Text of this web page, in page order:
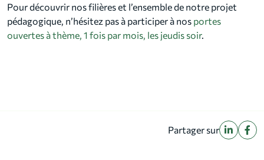
Pour découvrir nos filières et l’ensemble de notre projet
pédagogique, n’hésitez pas à participer à nos portes
ouvertes à thème, 1 fois par mois, les jeudis soir.
Partager sur